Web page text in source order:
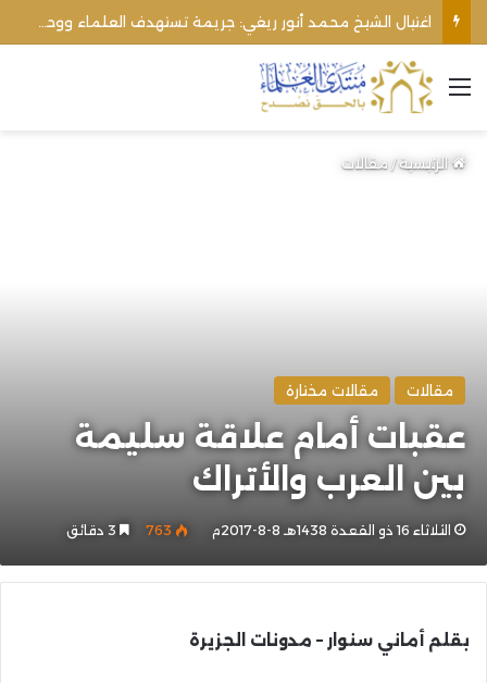
القائمة
الرئيسية/مقالات
مقالات مقالات مختارة
عقبات أمام علاقة سليمة
بين العرب والأتراك
الثلاثاء 16 ذو القعدة 1438هـ 8-8-2017م 763
بقلم أماني سنوار – مدونات الجزيرة